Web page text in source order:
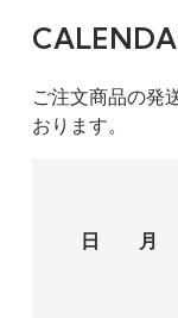
ご注文商品の発
おります。
日
月